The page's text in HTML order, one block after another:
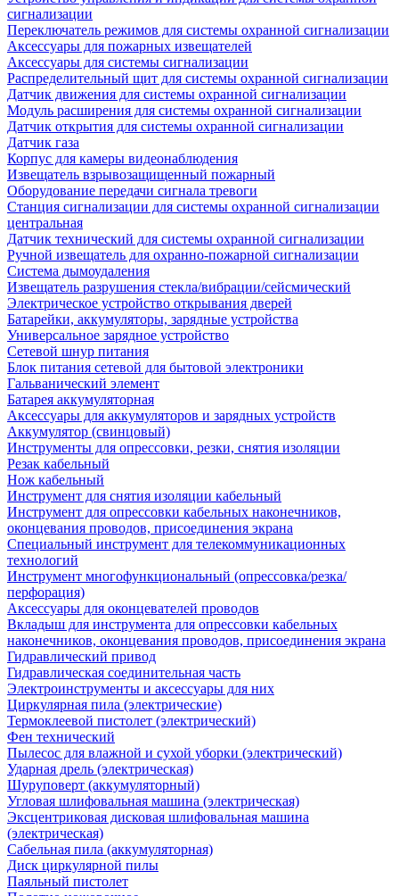
сигнализации
Переключатель режимов для системы охранной сигнализации
Аксессуары для пожарных извещателей
Аксессуары для системы сигнализации
Распределительный щит для системы охранной сигнализации
Датчик движения для системы охранной сигнализации
Модуль расширения для системы охранной сигнализации
Датчик открытия для системы охранной сигнализации
Датчик газа
Корпус для камеры видеонаблюдения
Извещатель взрывозащищенный пожарный
Оборудование передачи сигнала тревоги
Станция сигнализации для системы охранной сигнализации
центральная
Датчик технический для системы охранной сигнализации
Ручной извещатель для охранно-пожарной сигнализации
Система дымоудаления
Извещатель разрушения стекла/вибрации/сейсмический
Электрическое устройство открывания дверей
Батарейки, аккумуляторы, зарядные устройства
Универсальное зарядное устройство
Сетевой шнур питания
Блок питания сетевой для бытовой электроники
Гальванический элемент
Батарея аккумуляторная
Аксессуары для аккумуляторов и зарядных устройств
Аккумулятор (свинцовый)
Инструменты для опрессовки, резки, снятия изоляции
Резак кабельный
Нож кабельный
Инструмент для снятия изоляции кабельный
Инструмент для опрессовки кабельных наконечников,
оконцевания проводов, присоединения экрана
Специальный инструмент для телекоммуникационных
технологий
Инструмент многофункциональный (опрессовка/резка/
перфорация)
Аксессуары для оконцевателей проводов
Вкладыш для инструмента для опрессовки кабельных
наконечников, оконцевания проводов, присоединения экрана
Гидравлический привод
Гидравлическая соединительная часть
Электроинструменты и аксессуары для них
Циркулярная пила (электрические)
Термоклеевой пистолет (электрический)
Фен технический
Пылесос для влажной и сухой уборки (электрический)
Ударная дрель (электрическая)
Шуруповерт (аккумуляторный)
Угловая шлифовальная машина (электрическая)
Эксцентриковая дисковая шлифовальная машина
(электрическая)
Сабельная пила (аккумуляторная)
Диск циркулярной пилы
Паяльный пистолет